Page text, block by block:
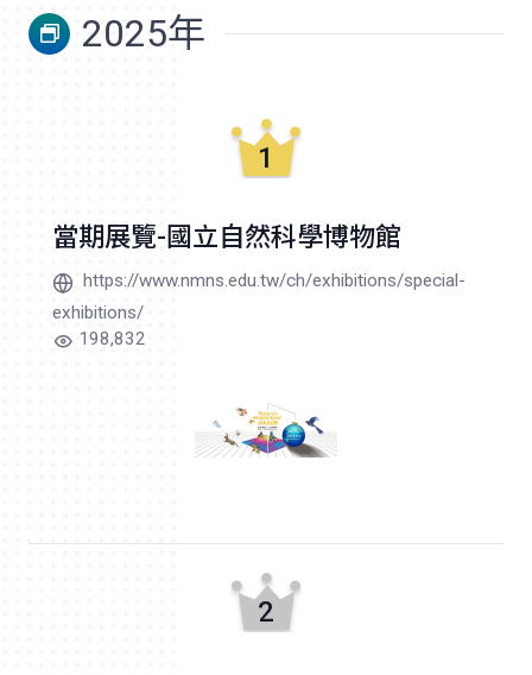
2025年
1
當期展覽-國立自然科學博物館
https://www.nmns.edu.tw/ch/exhibitions/special-
exhibitions/
198,832
2